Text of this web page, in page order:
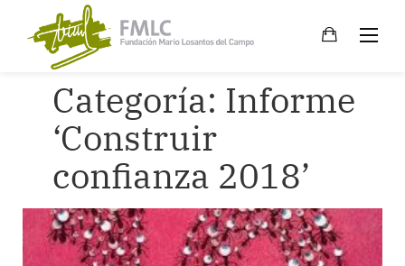
content
Categoría: Informe
‘Construir
confianza 2018’